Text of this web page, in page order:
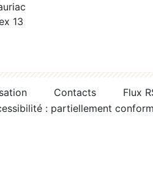
13
Contacts
Flux
: partiellement